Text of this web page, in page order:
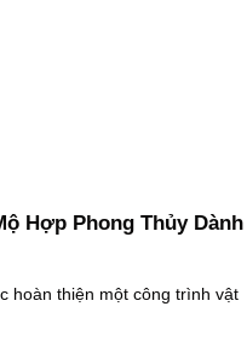
Hợp Phong Thủy Dành
hoàn thiện một công trình vật